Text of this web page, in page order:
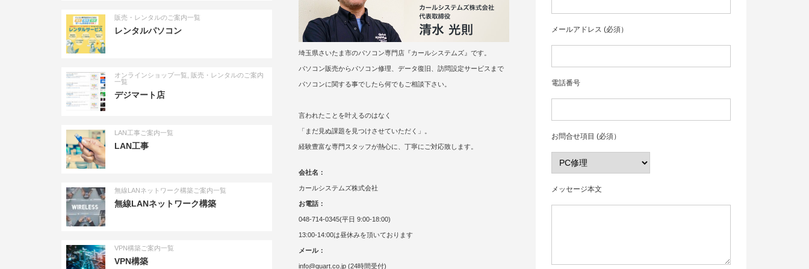
販売・レンタルのご案内一覧
レンタルパソコン
オンラインショップ一覧
販売・レンタルのご案内
一覧
デジマート店
LAN工事ご案内一覧
LAN工事
無線LANネットワーク構築ご案内一覧
無線LANネットワーク構築
VPN構築ご案内一覧
VPN構築
埼玉県さいたま市のパソコン専門店『カールシステムズ』です。
パソコン販売からパソコン修理、データ復旧、訪問設定サービスまで
パソコンに関する事でしたら何でもご相談下さい。
言われたことを叶えるのはなく
「まだ見ぬ課題を見つけさせていただく」。
経験豊富な専門スタッフが熱心に、丁寧にご対応致します。
会社名：
カールシステムズ株式会社
お電話：
048-714-0345(平日 9:00-18:00)
13:00-14:00は昼休みを頂いております
メール：
info@quart.co.jp (24時間受付)
メールアドレス (必須）
電話番号
お問合せ項目 (必須）
メッセージ本文